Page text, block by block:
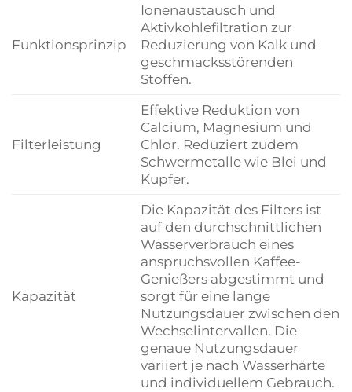
Funktionsprinzip
Ionenaustausch und
Aktivkohlefiltration zur
Reduzierung von Kalk und
geschmacksstörenden
Stoffen.
Filterleistung
Effektive Reduktion von
Calcium, Magnesium und
Chlor. Reduziert zudem
Schwermetalle wie Blei und
Kupfer.
Kapazität
Die Kapazität des Filters ist
auf den durchschnittlichen
Wasserverbrauch eines
anspruchsvollen Kaffee-
Genießers abgestimmt und
sorgt für eine lange
Nutzungsdauer zwischen den
Wechselintervallen. Die
genaue Nutzungsdauer
variiert je nach Wasserhärte
und individuellem Gebrauch.